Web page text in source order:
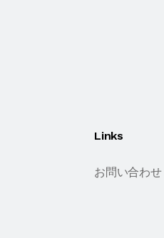
Links
お問い合わせ